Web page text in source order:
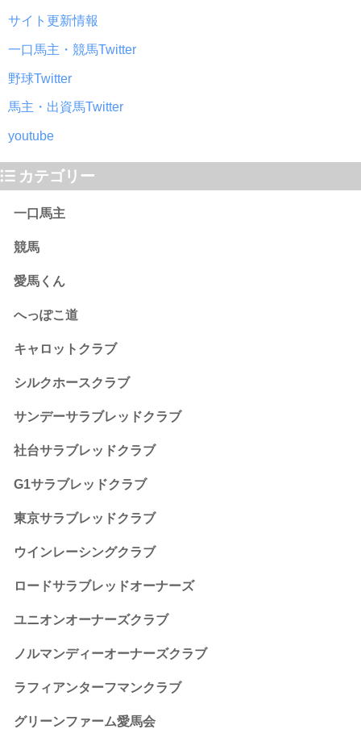
サイト更新情報
一口馬主・競馬Twitter
野球Twitter
馬主・出資馬Twitter
youtube
カテゴリー
一口馬主
競馬
愛馬くん
へっぽこ道
キャロットクラブ
シルクホースクラブ
サンデーサラブレッドクラブ
社台サラブレッドクラブ
G1サラブレッドクラブ
東京サラブレッドクラブ
ウインレーシングクラブ
ロードサラブレッドオーナーズ
ユニオンオーナーズクラブ
ノルマンディーオーナーズクラブ
ラフィアンターフマンクラブ
グリーンファーム愛馬会